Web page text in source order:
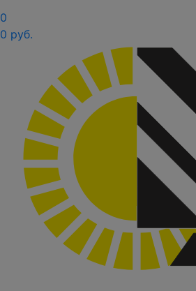
0
0 руб.